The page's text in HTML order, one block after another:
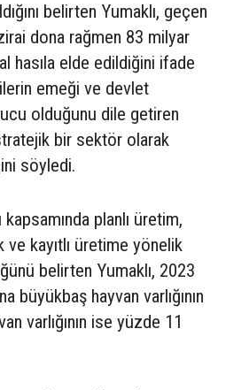
belirten Yumaklı, geçen
dona rağmen 83 milyar
hasıla elde edildiğini ifade
emeği ve devlet
olduğunu dile getiren
stratejik bir sektör olarak
söyledi.
kapsamında planlı üretim,
ve kayıtlı üretime yönelik
belirten Yumaklı, 2023
büyükbaş hayvan varlığının
varlığının ise yüzde 11